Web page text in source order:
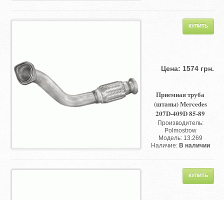
Цена: 1574 грн.
Приемная труба
(штаны) Mercedes
207D-409D 85-89
Производитель:
Polmostrow
Модель: 13.269
Наличие: В наличии